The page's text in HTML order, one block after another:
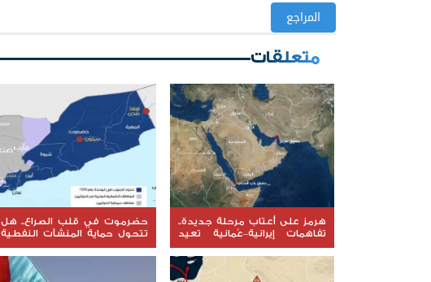
المراجع
متعلقات
هرمز على أعتاب مرحلة جديدة..
تفاهمات إيرانية–عُمانية تعيد
حضرموت في قلب الصراع.. هل
تتحول حماية المنشآت النفطية
والسيادة؟